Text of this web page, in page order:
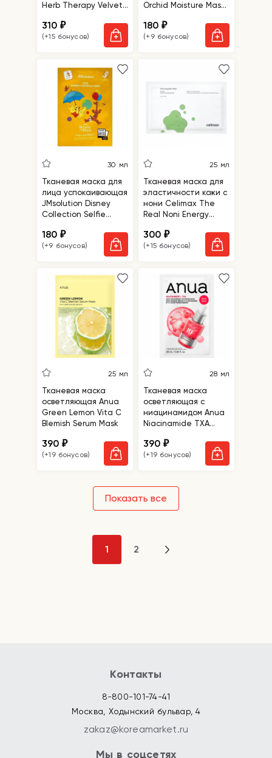
Herb Therapy Velvet
310₽
(+15 бонусов)
Orchid Moisture Mask
180₽
(+9 бонусов)
30 мл
Тканевая маска для
лица успокаивающая
JMsolution Disney
Collection Selfie
Mask
180₽
(+9 бонусов)
25 мл
Тканевая маска для
эластичности кожи с
нони Celimax The
Real Noni Energy
300₽
(+15 бонусов)
25 мл
Тканевая маска
осветляющая Anua
Green Lemon Vita C
Blemish Serum Mask
390₽
(+19 бонусов)
28 мл
Тканевая маска
осветляющая с
ниацинамидом Anua
Niacinamide TXA
390₽
(+19 бонусов)
Показать все
1 2
Контакты
8-800-101-74-41
Москва, Ходынский бульвар, 4
zakaz@koreamarket.ru
Мы в соцсетях